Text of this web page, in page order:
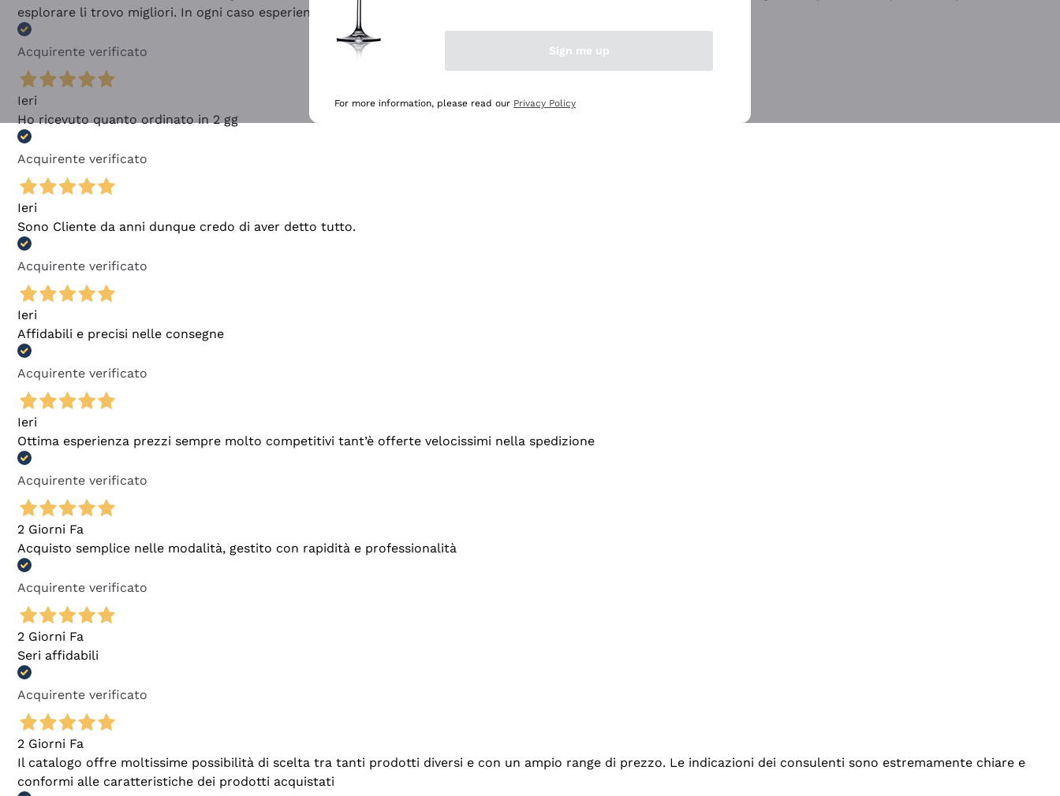
esplorare li trovo migliori. In ogni caso esperienza buona e lo consiglio! 👍
Acquirente verificato
Ieri
Ho ricevuto quanto ordinato in 2 gg
Acquirente verificato
Ieri
Sono Cliente da anni dunque credo di aver detto tutto.
Acquirente verificato
Ieri
Affidabili e precisi nelle consegne
Acquirente verificato
Ieri
Ottima esperienza prezzi sempre molto competitivi tant’è offerte velocissimi nella spedizione
Acquirente verificato
2 Giorni Fa
Acquisto semplice nelle modalità, gestito con rapidità e professionalità
Acquirente verificato
2 Giorni Fa
Seri affidabili
Acquirente verificato
2 Giorni Fa
Il catalogo offre moltissime possibilità di scelta tra tanti prodotti diversi e con un ampio range di prezzo. Le indicazioni dei consulenti sono estremamente chiare e
conformi alle caratteristiche dei prodotti acquistati
Sign me up
For more information, please read our Privacy Policy